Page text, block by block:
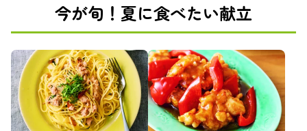
今が旬！夏に食べたい献立